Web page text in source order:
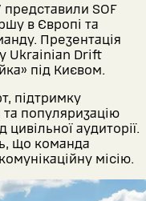
SOF
в Європі та
Презентація
Ukrainian Drift
під Києвом.
підтримку
та популяризацію
аудиторії.
що команда
місію.